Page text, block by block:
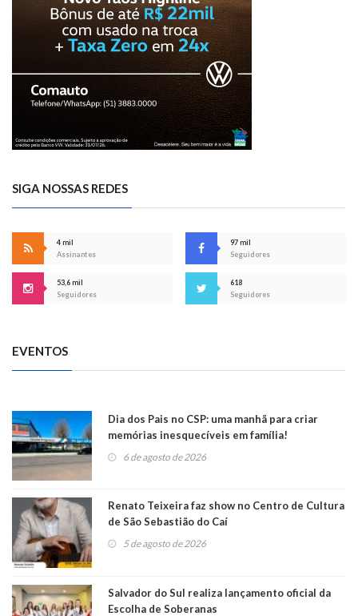
SIGA NOSSAS REDES
4 mil
Assinantes
97 mil
Seguidores
53,6 mil
Seguidores
618
Seguidores
EVENTOS
Dia dos Pais no CSP: uma manhã para criar
memórias inesquecíveis em família!
6 de agosto de 2026
Renato Teixeira faz show no Centro de Cultura
de São Sebastião do Caí
5 de agosto de 2026
Salvador do Sul realiza lançamento oficial da
Escolha de Soberanas